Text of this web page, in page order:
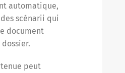
automatique,
scénarii qui
document
peut